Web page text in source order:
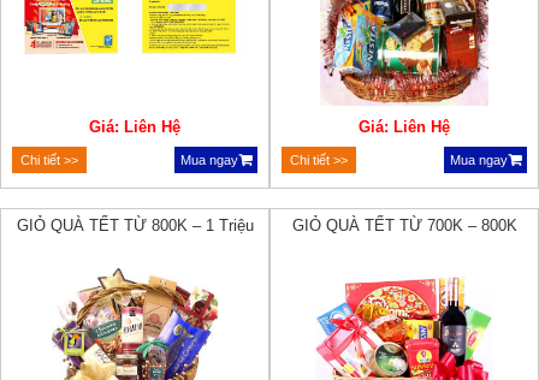
Giá: Liên Hệ
Chi tiết >> Mua ngay
Giá: Liên Hệ
Chi tiết >> Mua ngay
GIỎ QUÀ TẾT TỪ 800K – 1 Triệu GIỎ QUÀ TẾT TỪ 700K – 800K